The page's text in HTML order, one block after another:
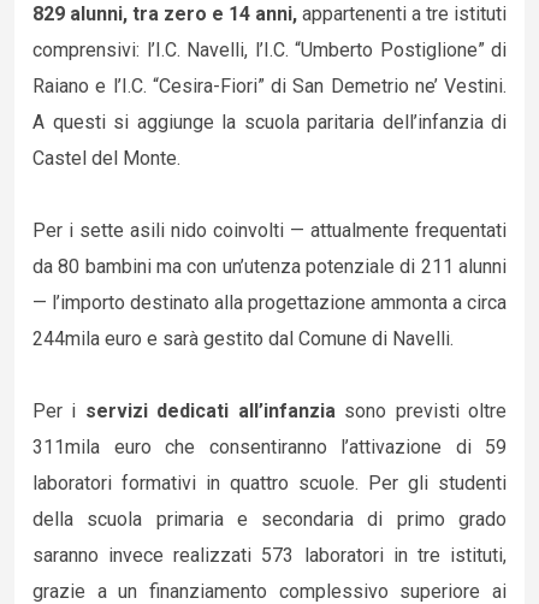
829 alunni, tra zero e 14 anni, appartenenti a tre istituti
comprensivi: l’I.C. Navelli, l’I.C. “Umberto Postiglione” di
Raiano e l’I.C. “Cesira-Fiori” di San Demetrio ne’ Vestini.
A questi si aggiunge la scuola paritaria dell’infanzia di
Castel del Monte.
Per i sette asili nido coinvolti — attualmente frequentati
da 80 bambini ma con un’utenza potenziale di 211 alunni
— l’importo destinato alla progettazione ammonta a circa
244mila euro e sarà gestito dal Comune di Navelli.
Per i servizi dedicati all’infanziasono previsti oltre
311mila euro che consentiranno l’attivazione di 59
laboratori formativi in quattro scuole. Per gli studenti
della scuola primaria e secondaria di primo grado
saranno invece realizzati 573 laboratori in tre istituti,
grazie a un finanziamento complessivo superiore ai